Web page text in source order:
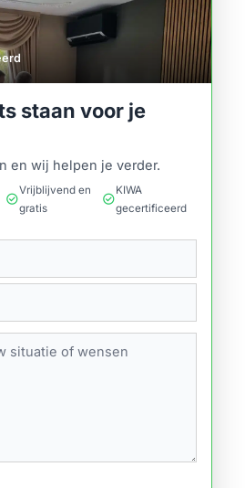
staan voor je
en wij helpen je verder.
check_circle
Vrijblijvend en
gratis
check_circle
KIWA
gecertificeerd